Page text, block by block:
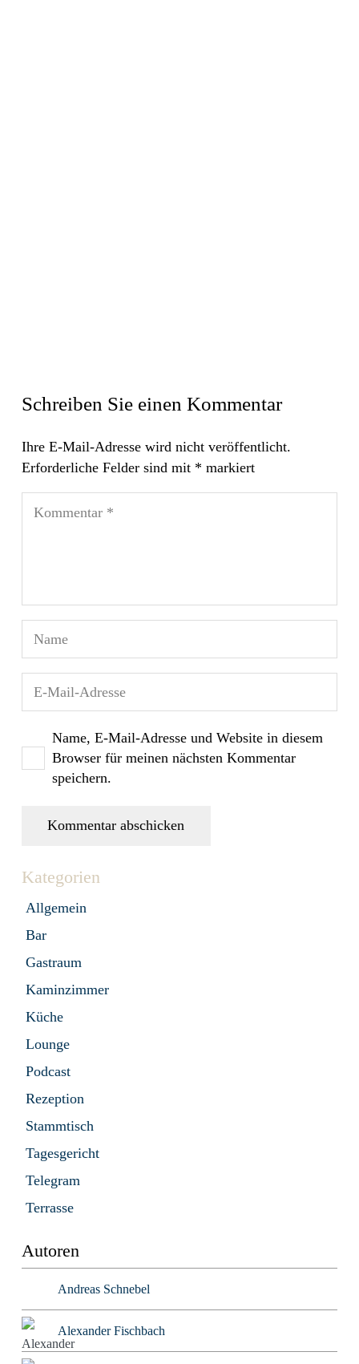
Schreiben Sie einen Kommentar
Ihre E-Mail-Adresse wird nicht veröffentlicht.
Erforderliche Felder sind mit * markiert
Name, E-Mail-Adresse und Website in diesem
Browser für meinen nächsten Kommentar
speichern.
Kommentar abschicken
Kategorien
Allgemein
Bar
Gastraum
Kaminzimmer
Küche
Lounge
Podcast
Rezeption
Stammtisch
Tagesgericht
Telegram
Terrasse
Autoren
Andreas Schnebel
Alexander Fischbach